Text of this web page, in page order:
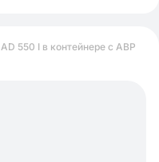
AD 550 I в контейнере с АВР